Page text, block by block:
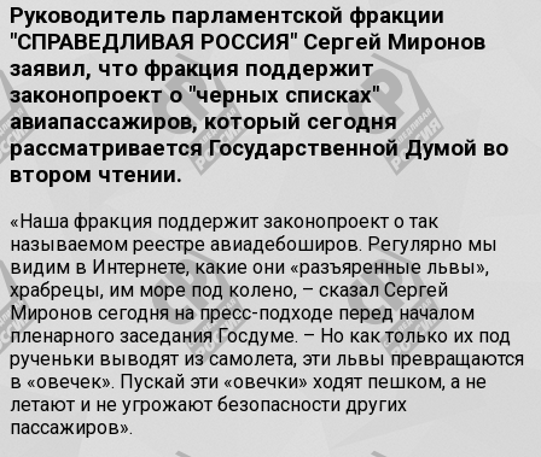
Руководитель парламентской фракции
"СПРАВЕДЛИВАЯ РОССИЯ" Сергей Миронов
заявил, что фракция поддержит
законопроект о "черных списках"
авиапассажиров, который сегодня
рассматривается Государственной Думой во
втором чтении.
«Наша фракция поддержит законопроект о так
называемом реестре авиадебоширов. Регулярно мы
видим в Интернете, какие они «разъяренные львы»,
храбрецы, им море под колено, – сказал Сергей
Миронов сегодня на пресс-подходе перед началом
пленарного заседания Госдуме. – Но как только их под
рученьки выводят из самолета, эти львы превращаются
в «овечек». Пускай эти «овечки» ходят пешком, а не
летают и не угрожают безопасности других
пассажиров».